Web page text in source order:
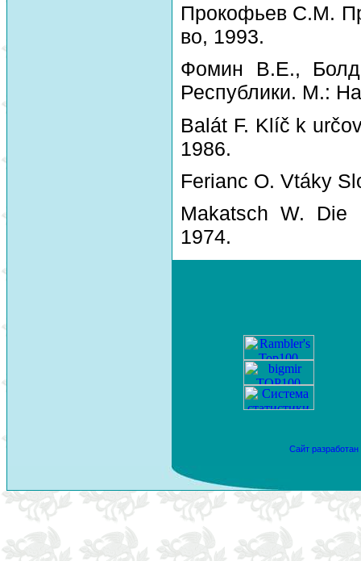
Прокофьев С.М.
во, 1993.
Фомин В.Е., Болд
Республики. М.:
Balát F. Klíč k
1986.
Ferianc O. Vtáky
Makatsch W. Die
1974.
Сайт